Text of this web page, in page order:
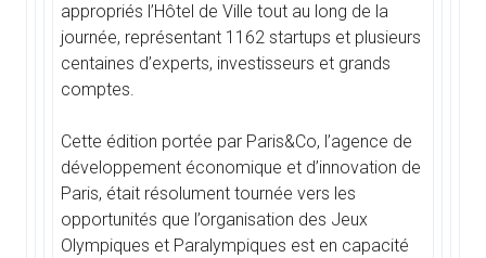
appropriés l’Hôtel de Ville tout au long de la
journée, représentant 1162 startups et plusieurs
centaines d’experts, investisseurs et grands
comptes.
Cette édition portée par Paris&Co, l’agence de
développement économique et d’innovation de
Paris, était résolument tournée vers les
opportunités que l’organisation des Jeux
Olympiques et Paralympiques est en capacité